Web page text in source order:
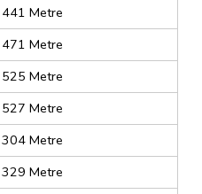
441 Metre
471 Metre
525 Metre
527 Metre
304 Metre
329 Metre